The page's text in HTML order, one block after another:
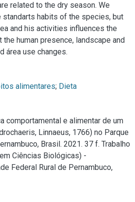
related to the dry season. We
habits of the species, but
and his activities influences the
human presence, landscape and
área use changes.
alimentares; Dieta
comportamental e alimentar de um
Linnaeus, 1766) no Parque
Brasil. 2021. 37 f. Trabalho
Ciências Biológicas) -
Federal Rural de Pernambuco,